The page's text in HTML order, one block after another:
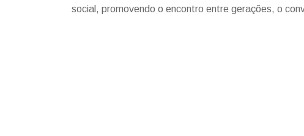
social, promovendo o encontro entre gerações, o